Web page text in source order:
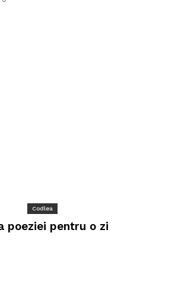
Codlea
poeziei pentru o zi